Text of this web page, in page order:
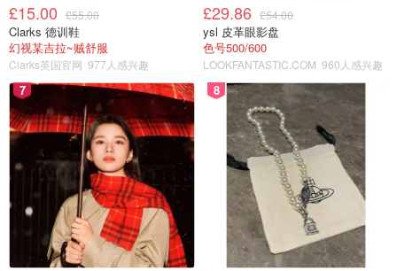
£15.00 £55.00
Clarks 德训鞋
幻视某吉拉~贼舒服
Clarks英国官网 977人感兴趣
£29.86 £54.00
ysl 皮革眼影盘
色号500/600
LOOKFANTASTIC.COM 960人感兴趣
7 8